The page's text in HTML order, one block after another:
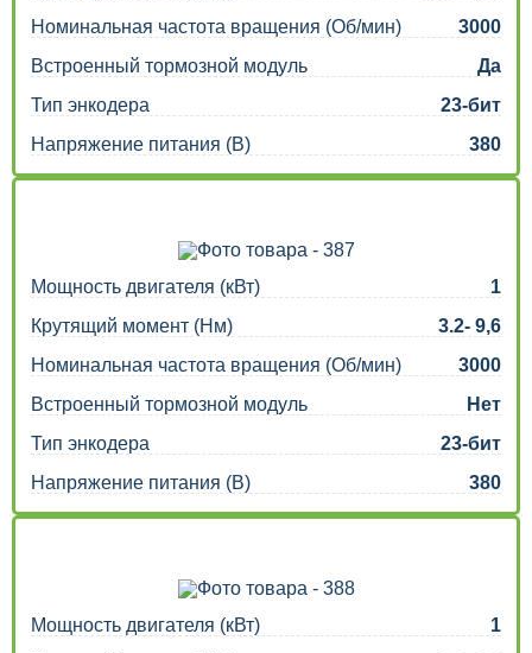
Номинальная частота вращения (Об/мин)
3000
Встроенный тормозной модуль
Да
Тип энкодера
23-бит
Напряжение питания (В)
380
Мощность двигателя (кВт)
1
Крутящий момент (Нм)
3.2- 9,6
Номинальная частота вращения (Об/мин)
3000
Встроенный тормозной модуль
Нет
Тип энкодера
23-бит
Напряжение питания (В)
380
Мощность двигателя (кВт)
1